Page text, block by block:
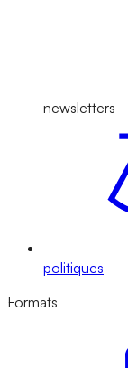
newsletters
politiques
Formats